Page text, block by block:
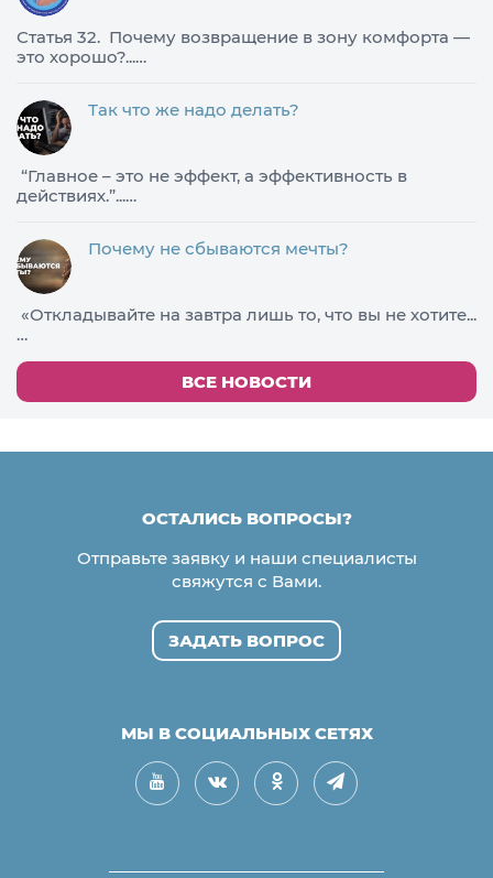
Статья 32. Почему возвращение в зону комфорта —
это хорошо?...…
Так что же надо делать?
​“Главное – это не эффект, а эффективность в
действиях.”...…
Почему не сбываются мечты?
«Откладывайте на завтра лишь то, что вы не хотите...
…
ВСЕ НОВОСТИ
ОСТАЛИСЬ ВОПРОСЫ?
Отправьте заявку и наши специалисты
свяжутся с Вами.
ЗАДАТЬ ВОПРОС
МЫ В СОЦИАЛЬНЫХ СЕТЯХ